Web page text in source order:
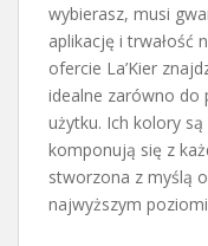
wybierasz, musi
aplikację i trwałość
ofercie La’Kier
idealne zarówno do
użytku. Ich kolory
komponują się z
stworzona z myślą
najwyższym